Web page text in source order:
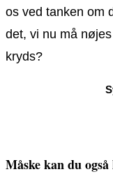
os ved tanken om
det, vi nu må
kryds?
Måske kan du